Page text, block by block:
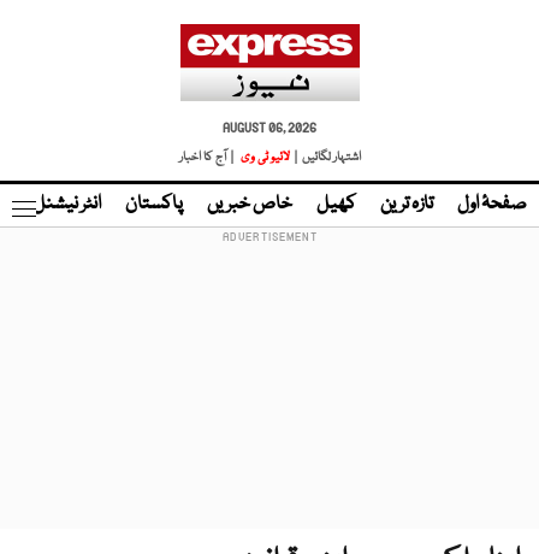
AUGUST 06, 2026
اشتہار لگائیں |
لائیو ٹی وی | آج کا اخبار
صفحۂ اول تازہ ترین کھیل خاص خبریں پاکستان انٹر نیشنل